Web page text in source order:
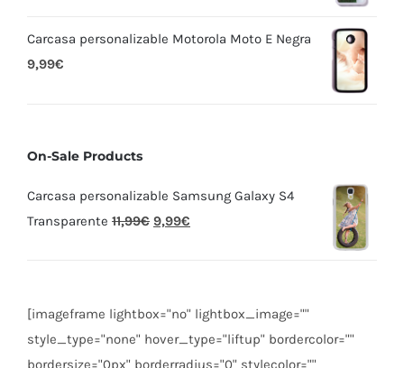
Carcasa personalizable Motorola Moto E Negra
9,99€
On-Sale Products
Carcasa personalizable Samsung Galaxy S4
Transparente 11,99€ 9,99€
[imageframe lightbox="no" lightbox_image=""
style_type="none" hover_type="liftup" bordercolor=""
bordersize="0px" borderradius="0" stylecolor=""